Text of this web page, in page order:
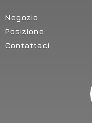
Negozio
Posizione
Contattaci